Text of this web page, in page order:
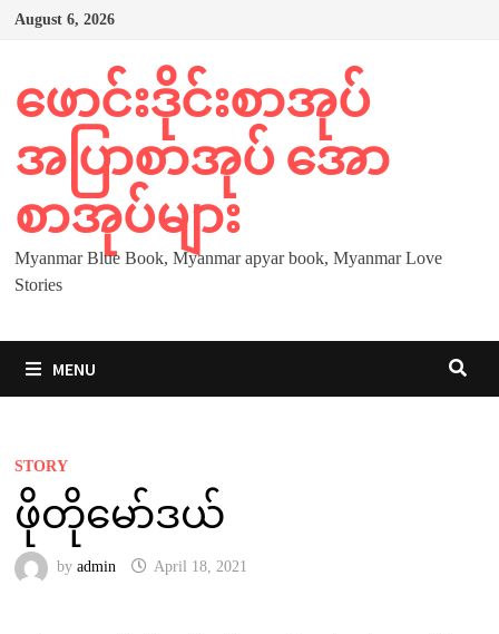
Skip
August 6, 2026
ဖောင်းဒိုင်းစာအုပ်
အပြာစာအုပ် အော
စာအုပ်များ
Myanmar Blue Book, Myanmar apyar book, Myanmar Love
Stories
MENU
STORY
ဖိုတိုမော်ဒယ်
by admin April 18, 2021